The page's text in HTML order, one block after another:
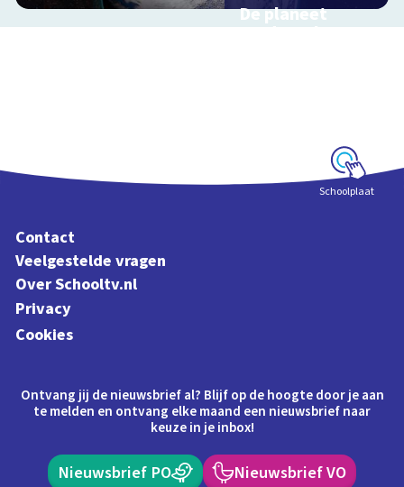
De planeet
aarde en haar
Schoolplaat
Contact
Veelgestelde vragen
Over Schooltv.nl
Privacy
Cookies
Ontvang jij de nieuwsbrief al? Blijf op de hoogte door je aan
te melden en ontvang elke maand een nieuwsbrief naar
keuze in je inbox!
Nieuwsbrief PO Nieuwsbrief VO